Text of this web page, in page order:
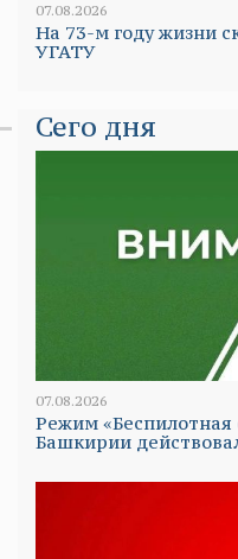
07.08.2026
На 73-м году жизни
УГАТУ
Сего дня
07.08.2026
Режим «Беспилотная
Башкирии